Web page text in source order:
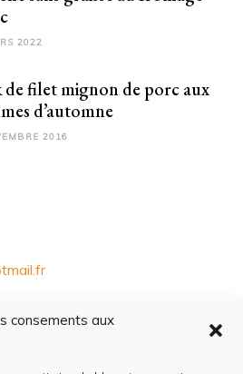
consements aux
2022
de filet mignon de porc aux
d’automne
2016
94320 Thiais